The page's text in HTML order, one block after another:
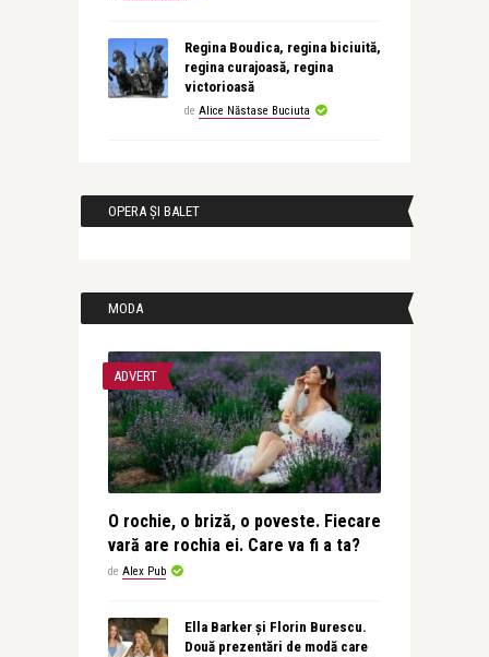
Regina Boudica, regina biciuită,
regina curajoasă, regina
victorioasă
de Alice Năstase Buciuta
OPERA ȘI BALET
MODA
ADVERT
O rochie, o briză, o poveste. Fiecare
vară are rochia ei. Care va fi a ta?
de Alex Pub
Ella Barker și Florin Burescu.
Două prezentări de modă care